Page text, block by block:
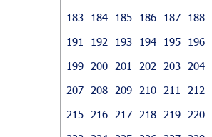
183
184 185 186 187 188
191
192 193 194 195 196
199
200 201 202 203 204
207
208 209 210 211 212
215
216 217 218 219 220